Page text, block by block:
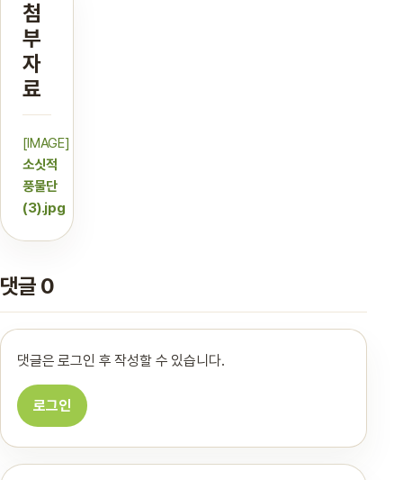
첨
부
자
료
[IMAGE]
소싯적
풍물단
(3).jpg
댓글 0
댓글은 로그인 후 작성할 수 있습니다.
로그인